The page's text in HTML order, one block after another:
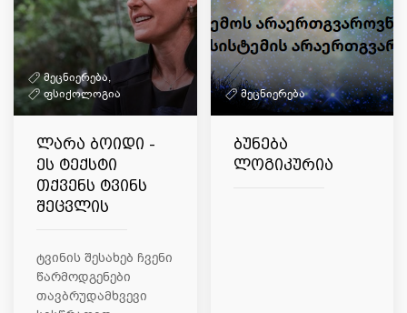
მეცნიერება,
ფსიქოლოგია
ლარა ბოიდი -
ეს ტექსტი
თქვენს ტვინს
შეცვლის
ტვინის შესახებ ჩვენი
წარმოდგენები
თავბრუდამხვევი
მეცნიერება
ბუნება
ლოგიკურია